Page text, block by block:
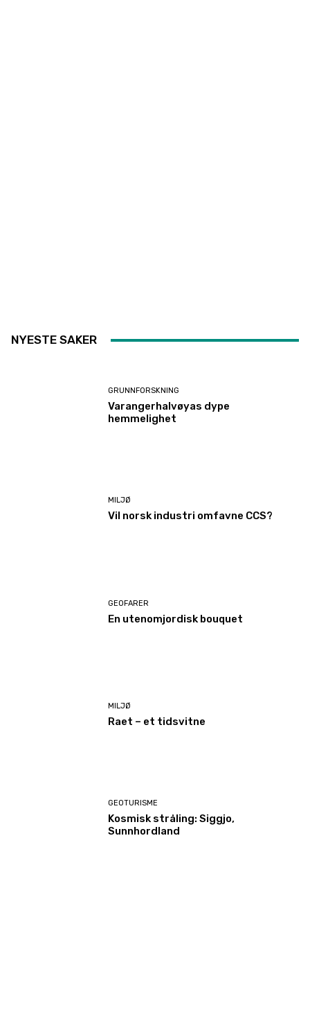
NYESTE SAKER
GRUNNFORSKNING
Varangerhalvøyas dype
hemmelighet
MILJØ
Vil norsk industri omfavne CCS?
GEOFARER
En utenomjordisk bouquet
MILJØ
Raet – et tidsvitne
GEOTURISME
Kosmisk stråling: Siggjo,
Sunnhordland